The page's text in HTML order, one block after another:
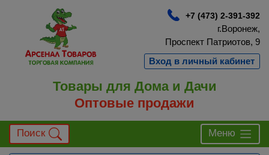
+7 (473) 2-391-392
г.Воронеж,
Проспект Патриотов, 9
Вход в личный кабинет
Товары для Дома и Дачи
Оптовые продажи
Поиск Меню